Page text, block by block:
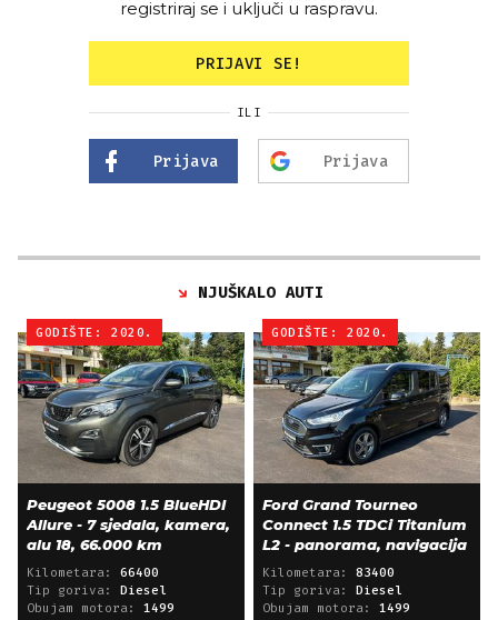
registriraj se i uključi u raspravu.
PRIJAVI SE!
ILI
Prijava Prijava
NJUŠKALO AUTI
GODIŠTE: 2020.
Peugeot 5008 1.5 BlueHDI
Allure - 7 sjedala, kamera,
alu 18, 66.000 km
Kilometara: 66400
Tip goriva: Diesel
Obujam motora: 1499
GODIŠTE: 2020.
Ford Grand Tourneo
Connect 1.5 TDCi Titanium
L2 - panorama, navigacija
Kilometara: 83400
Tip goriva: Diesel
Obujam motora: 1499